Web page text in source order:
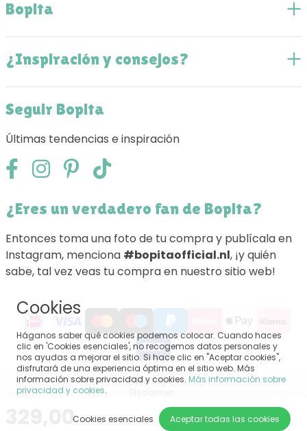
329,00
Bopita
¿Inspiración y consejos?
Seguir Bopita
Últimas tendencias e inspiración
¿Eres un verdadero fan de Bopita?
Entonces toma una foto de tu compra y publícala en
Instagram, menciona #bopitaofficial.nl, ¡y quién
sabe, tal vez veas tu compra en nuestro sitio web!
Sitemap
Terminos y condiciones generales
Impressum
Cookies
Háganos saber qué cookies podemos colocar. Cuando haces
clic en 'Cookies esenciales', no recogemos datos personales y
nos ayudas a mejorar el sitio. Si hace clic en "Aceptar cookies",
disfrutará de una experiencia óptima en el sitio web. Más
información sobre privacidad y cookies. Más información sobre
privacidad y cookies.
Aceptar todas las cookies
Cookies esenciales